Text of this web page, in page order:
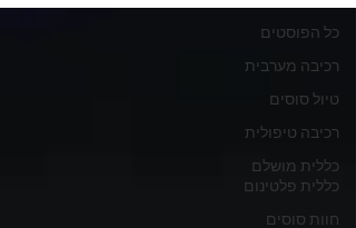
כל הפוסטים
רכיבה מערבית
טיול סוסים
רכיבה טיפולית
כללית מושלם
כללית פלטינום
חוות סוסים